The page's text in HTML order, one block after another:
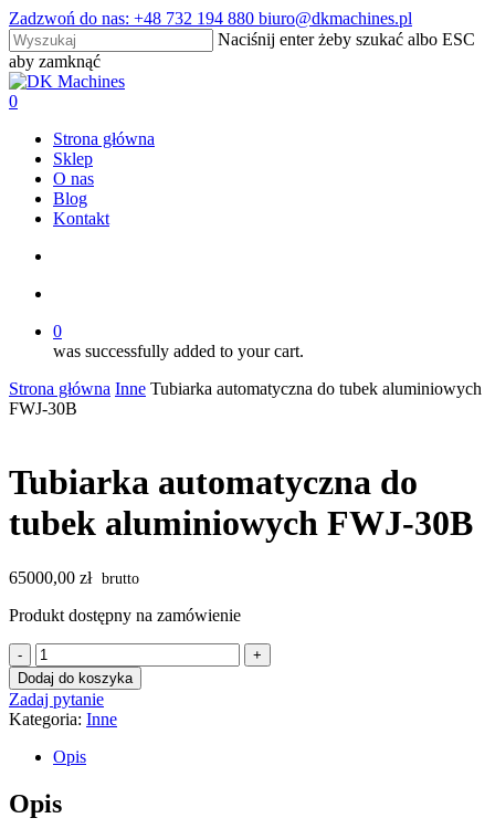
Skip
to
main
content
Zadzwoń do nas: +48 732 194 880 biuro@dkmachines.pl
Naciśnij enter żeby szukać albo ESC
aby zamknąć
Close
Search
search
account
0
Strona główna
Sklep
O nas
Blog
Kontakt
0
was successfully added to your cart.
Strona główna Inne Tubiarka automatyczna do tubek aluminiowych
FWJ-30B
Tubiarka automatyczna do
tubek aluminiowych FWJ-30B
65000,00 zł
Produkt dostępny na zamówienie
ilość
Tubiarka
automatyczna
do
tubek
aluminiowych
FWJ-
30B
Dodaj do koszyka
Zadaj pytanie
Kategoria: Inne
Opis
Opis